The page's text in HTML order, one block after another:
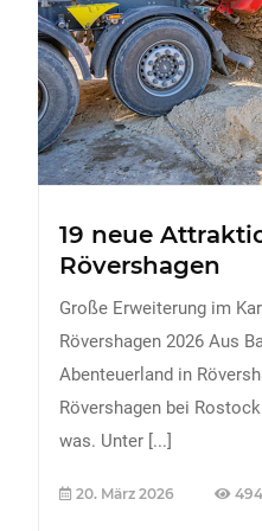
FREIZEIT
Veranstaltungen
Essen & Trinken
Sport
URLAUB
19 neue
Rövershagen
Große Erweiterung im
Rövershagen 2026 Aus
Abenteuerland in
Rövershagen bei
was. Unter [...]
20. März 2026